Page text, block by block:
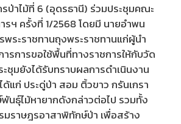
าไม้ที่ 6 (อุดรธานี) ร่วมประชุมคณะ
ฯ ครั้งที่ 1/2568 โดยมี นายอำพน
ระราชทานถุงพระราชทานแก่ผู้นํา
รการขอใช้พื้นที่ทางราชการให้กับวัด
ชุมยังได้รับทราบผลการดำเนินงาน
ก่ ประดู่ป่า สอม ติ้วขาว กรันเกรา
ธุ์ไม้หายากดังกล่าวต่อไป รวมทั้ง
ราษฎรอาสาพิทักษ์ป่า เพื่อสร้าง